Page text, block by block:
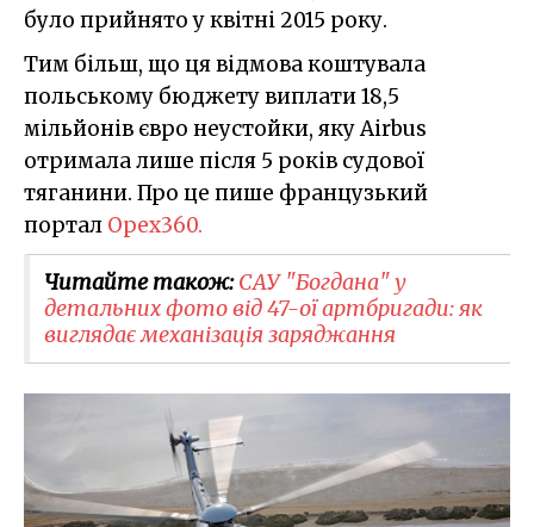
було прийнято у квітні 2015 року.
Тим більш, що ця відмова коштувала
польському бюджету виплати 18,5
мільйонів євро неустойки, яку Airbus
отримала лише після 5 років судової
тяганини. Про це пише французький
портал Opex360.
Читайте також:САУ "Богдана" у
детальних фото від 47-ої артбригади: як
виглядає механізація заряджання